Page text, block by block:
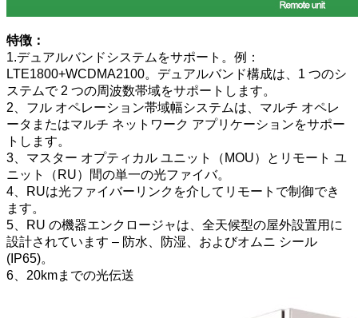
特徴：
1.デュアルバンドシステムをサポート。例：
LTE1800+WCDMA2100。デュアルバンド構成は、1 つのシ
ステムで 2 つの周波数帯域をサポートします。
2、フル オペレーション帯域幅システムは、マルチ オペレ
ータまたはマルチ ネットワーク アプリケーションをサポー
トします。
3、マスター オプティカル ユニット（MOU）とリモート ユ
ニット（RU）間の単一の光ファイバ。
4、RUは光ファイバーリンクを介してリモートで制御でき
ます。
5、RU の機器エンクロージャは、全天候型の屋外設置用に
設計されています – 防水、防湿、およびオムニ シール
(IP65)。
6、20kmまでの光伝送